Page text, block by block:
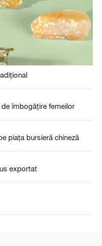
îmbogățire femeilor
piața bursieră chineză
exportat